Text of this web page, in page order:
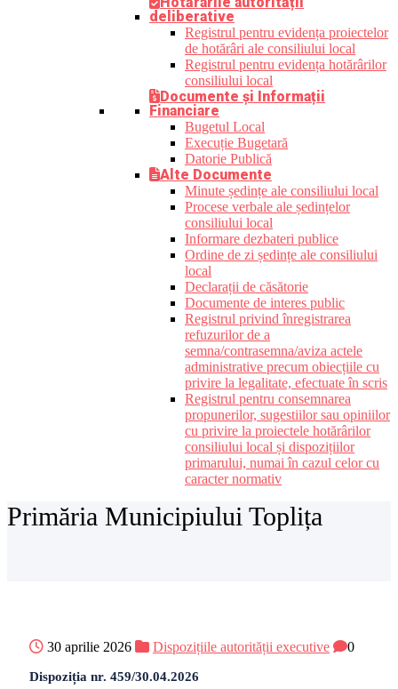
deliberative
Registrul pentru evidența proiectelor
de hotărâri ale consiliului local
Registrul pentru evidența hotărârilor
consiliului local
Documente și Informații
Financiare
Bugetul Local
Execuție Bugetară
Datorie Publică
Alte Documente
Minute ședințe ale consiliului local
Procese verbale ale ședințelor
consiliului local
Informare dezbateri publice
Ordine de zi ședințe ale consiliului
local
Declarații de căsătorie
Documente de interes public
Registrul privind înregistrarea
refuzurilor de a
semna/contrasemna/aviza actele
administrative precum obiecțiile cu
privire la legalitate, efectuate în scris
Registrul pentru consemnarea
propunerilor, sugestiilor sau opiniilor
cu privire la proiectele hotărârilor
consiliului local și dispozițiilor
primarului, numai în cazul celor cu
caracter normativ
Primăria Municipiului Toplița
30 aprilie 2026 Dispozițiile autorității executive 0
Dispoziția nr. 459/30.04.2026